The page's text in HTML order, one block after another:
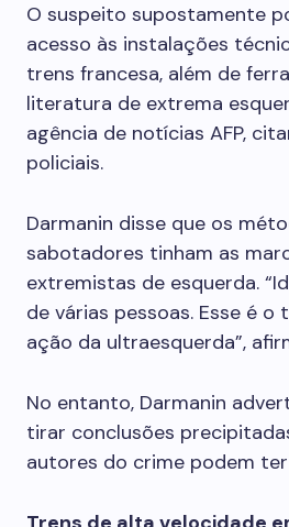
O suspeito supostamente
acesso às instalações
trens francesa, além de
literatura de extrema
agência de notícias AFP,
policiais.
Darmanin disse que os
sabotadores tinham as
extremistas de esquerda.
de várias pessoas. Esse é
ação da ultraesquerda”,
No entanto, Darmanin
tirar conclusões
autores do crime podem